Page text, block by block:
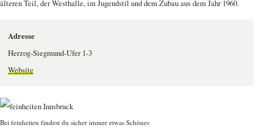
älteren Teil, der Westhalle, im Jugendstil und dem Zubau aus dem Jahr 1960.
Adresse
Herzog-Siegmund-Ufer 1-3
Website
Bei feinheiten findest du sicher immer etwas Schönes